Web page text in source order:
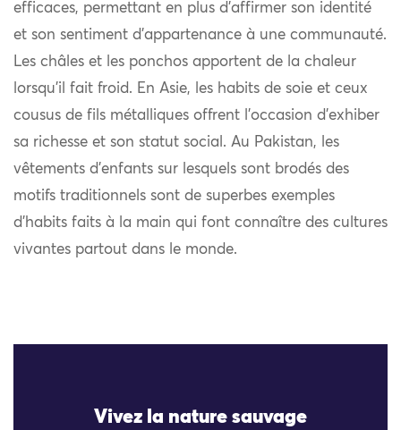
efficaces, permettant en plus d’affirmer son identité
et son sentiment d’appartenance à une communauté.
Les châles et les ponchos apportent de la chaleur
lorsqu’il fait froid. En Asie, les habits de soie et ceux
cousus de fils métalliques offrent l’occasion d’exhiber
sa richesse et son statut social. Au Pakistan, les
vêtements d’enfants sur lesquels sont brodés des
motifs traditionnels sont de superbes exemples
d’habits faits à la main qui font connaître des cultures
vivantes partout dans le monde.
Vivez la nature sauvage